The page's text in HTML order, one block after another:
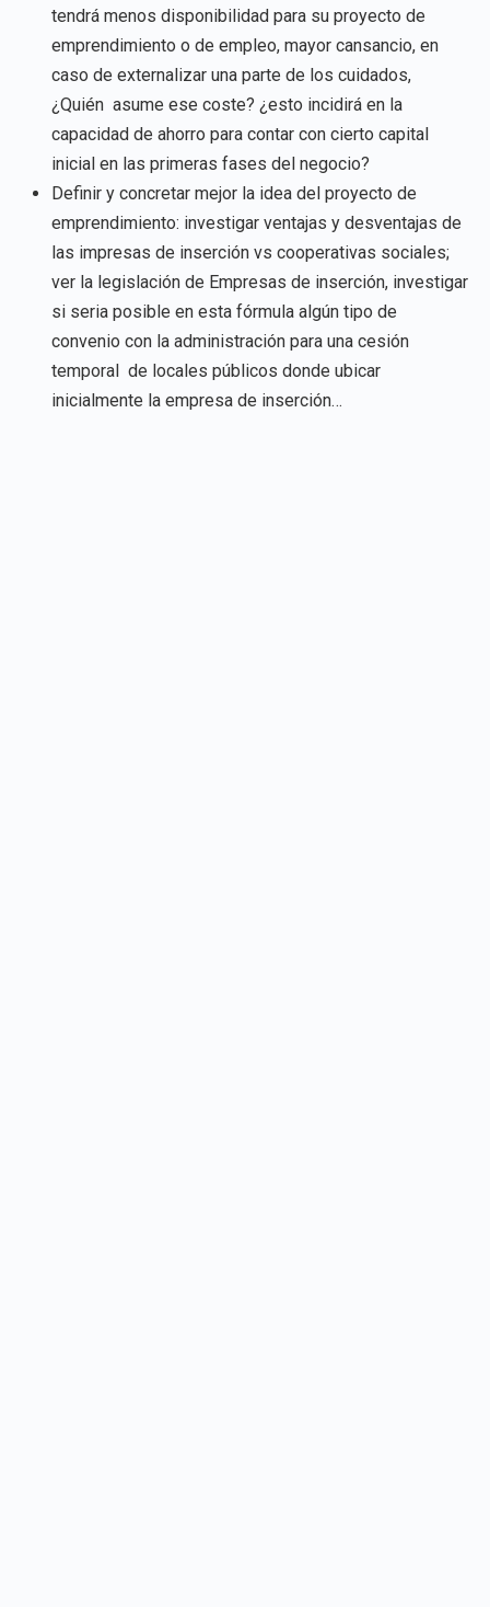
tendrá menos disponibilidad para su proyecto de
emprendimiento o de empleo, mayor cansancio, en
caso de externalizar una parte de los cuidados,
¿Quién asume ese coste? ¿esto incidirá en la
capacidad de ahorro para contar con cierto capital
inicial en las primeras fases del negocio?
Definir y concretar mejor la idea del proyecto de
emprendimiento: investigar ventajas y desventajas de
las impresas de inserción vs cooperativas sociales;
ver la legislación de Empresas de inserción, investigar
si seria posible en esta fórmula algún tipo de
convenio con la administración para una cesión
temporal de locales públicos donde ubicar
inicialmente la empresa de inserción…